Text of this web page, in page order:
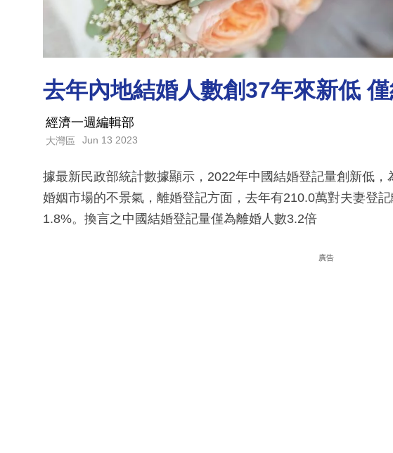
去年內地結婚人數創37年來新低
經濟一週編輯部
大灣區 Jun 13 2023
據最新民政部統計數據顯示，2022年中國結婚登記量創新低
婚姻市場的不景氣，離婚登記方面，去年有210.0萬對夫妻登
1.8%。換言之中國結婚登記量僅為離婚人數3.2倍
廣告